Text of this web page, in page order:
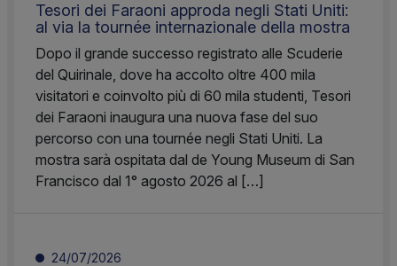
Tesori dei Faraoni approda negli Stati Uniti:
al via la tournée internazionale della mostra
Dopo il grande successo registrato alle Scuderie
del Quirinale, dove ha accolto oltre 400 mila
visitatori e coinvolto più di 60 mila studenti, Tesori
dei Faraoni inaugura una nuova fase del suo
percorso con una tournée negli Stati Uniti. La
mostra sarà ospitata dal de Young Museum di San
Francisco dal 1° agosto 2026 al […]
24/07/2026